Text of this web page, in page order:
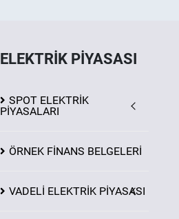
ELEKTRİK PİYASASI
SPOT ELEKTRİK
PİYASALARI
ÖRNEK FİNANS BELGELERİ
VADELİ ELEKTRİK PİYASASI